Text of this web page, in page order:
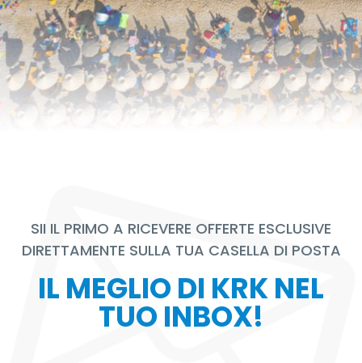
SII IL PRIMO A RICEVERE OFFERTE ESCLUSIVE
DIRETTAMENTE SULLA TUA CASELLA DI POSTA
IL MEGLIO DI KRK NEL
TUO INBOX!